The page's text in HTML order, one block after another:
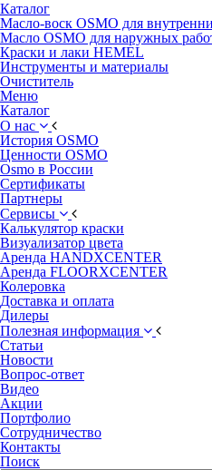
Каталог
Масло-воск OSMO для
Масло OSMO для наружных
Краски и лаки HEMEL
Инструменты и материалы
Очиститель
Меню
Каталог
О нас
История OSMO
Ценности OSMO
Osmo в России
Сертификаты
Партнеры
Сервисы
Калькулятор краски
Визуализатор цвета
Аренда HANDXCENTER
Аренда FLOORXCENTER
Колеровка
Доставка и оплата
Дилеры
Полезная информация
Статьи
Новости
Вопрос-ответ
Видео
Акции
Портфолио
Сотрудничество
Контакты
Поиск